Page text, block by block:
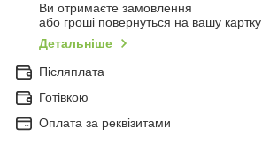
Ви отримаєте замовлення
або гроші повернуться на вашу картку
Детальніше
Післяплата
Готівкою
Оплата за реквізитами